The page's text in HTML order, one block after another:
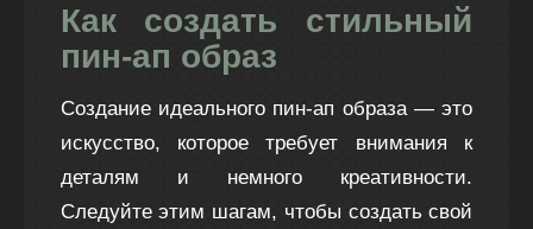
Как создать стильный
пин-ап образ
Создание идеального пин-ап образа — это
искусство, которое требует внимания к
деталям и немного креативности.
Следуйте этим шагам, чтобы создать свой